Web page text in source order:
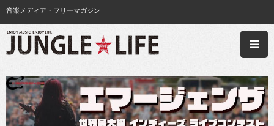
音楽メディア・フリーマガジン